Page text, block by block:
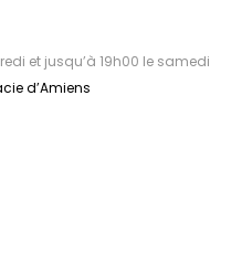
et jusqu’à 19h00 le samedi
d’Amiens